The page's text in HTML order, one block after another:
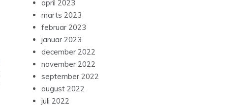
april 2023
marts 2023
februar 2023
januar 2023
december 2022
november 2022
september 2022
august 2022
juli 2022